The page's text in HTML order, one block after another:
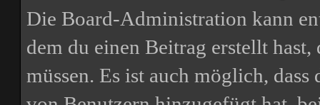
Die Board-Administration kann
dem du einen Beitrag erstellt
müssen. Es ist auch möglich,